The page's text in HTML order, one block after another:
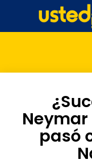
pasó